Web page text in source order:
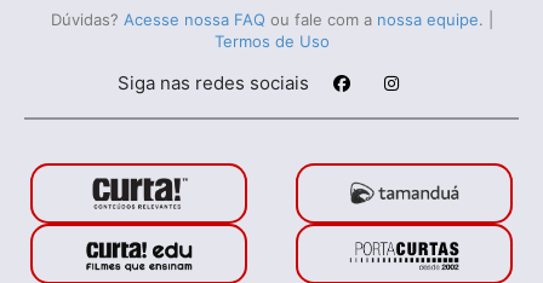
Dúvidas? Acesse nossa FAQ ou fale com a nossa equipe.
Termos de Uso
Siga nas redes sociais